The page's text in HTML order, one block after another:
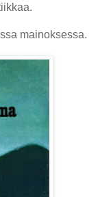
mainoksessa.